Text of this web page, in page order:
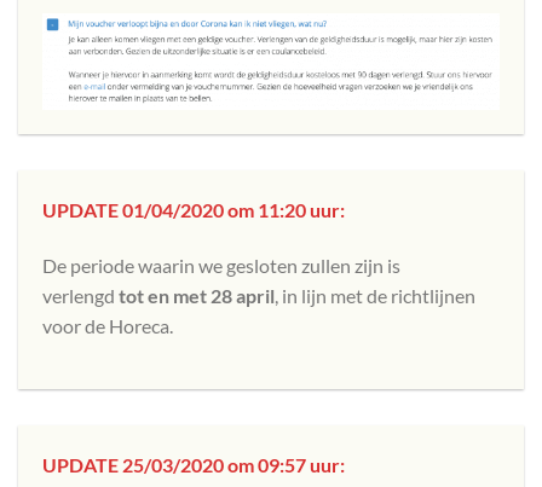
UPDATE 01/04/2020 om 11:20 uur:
De periode waarin we gesloten zullen zijn is
verlengd tot en met 28 april , in lijn met de richtlijnen
voor de Horeca.
UPDATE 25/03/2020 om 09:57 uur: